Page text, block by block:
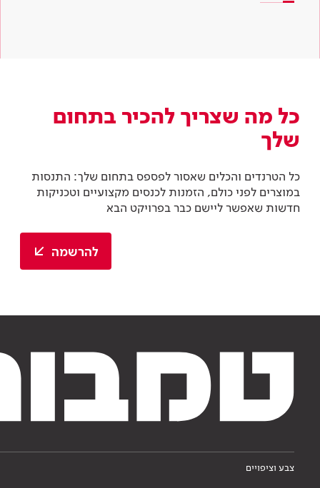
כל מה שצריך להכיר בתחום
שלך
כל הטרנדים והכלים שאסור לפספס בתחום שלך: התנסות
במוצרים לפני כולם, הזמנות לכנסים מקצועיים וטכניקות
חדשות שאפשר ליישם כבר בפרויקט הבא
להרשמה
צבע וציפויים